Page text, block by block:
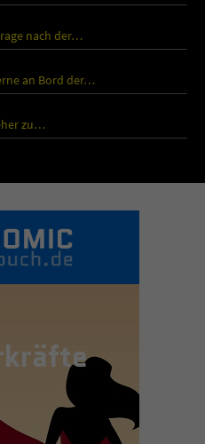
nach der…
an Bord der…
zu…